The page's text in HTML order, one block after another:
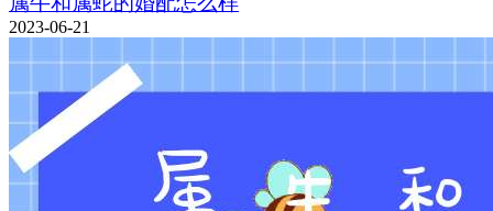
2023-06-21